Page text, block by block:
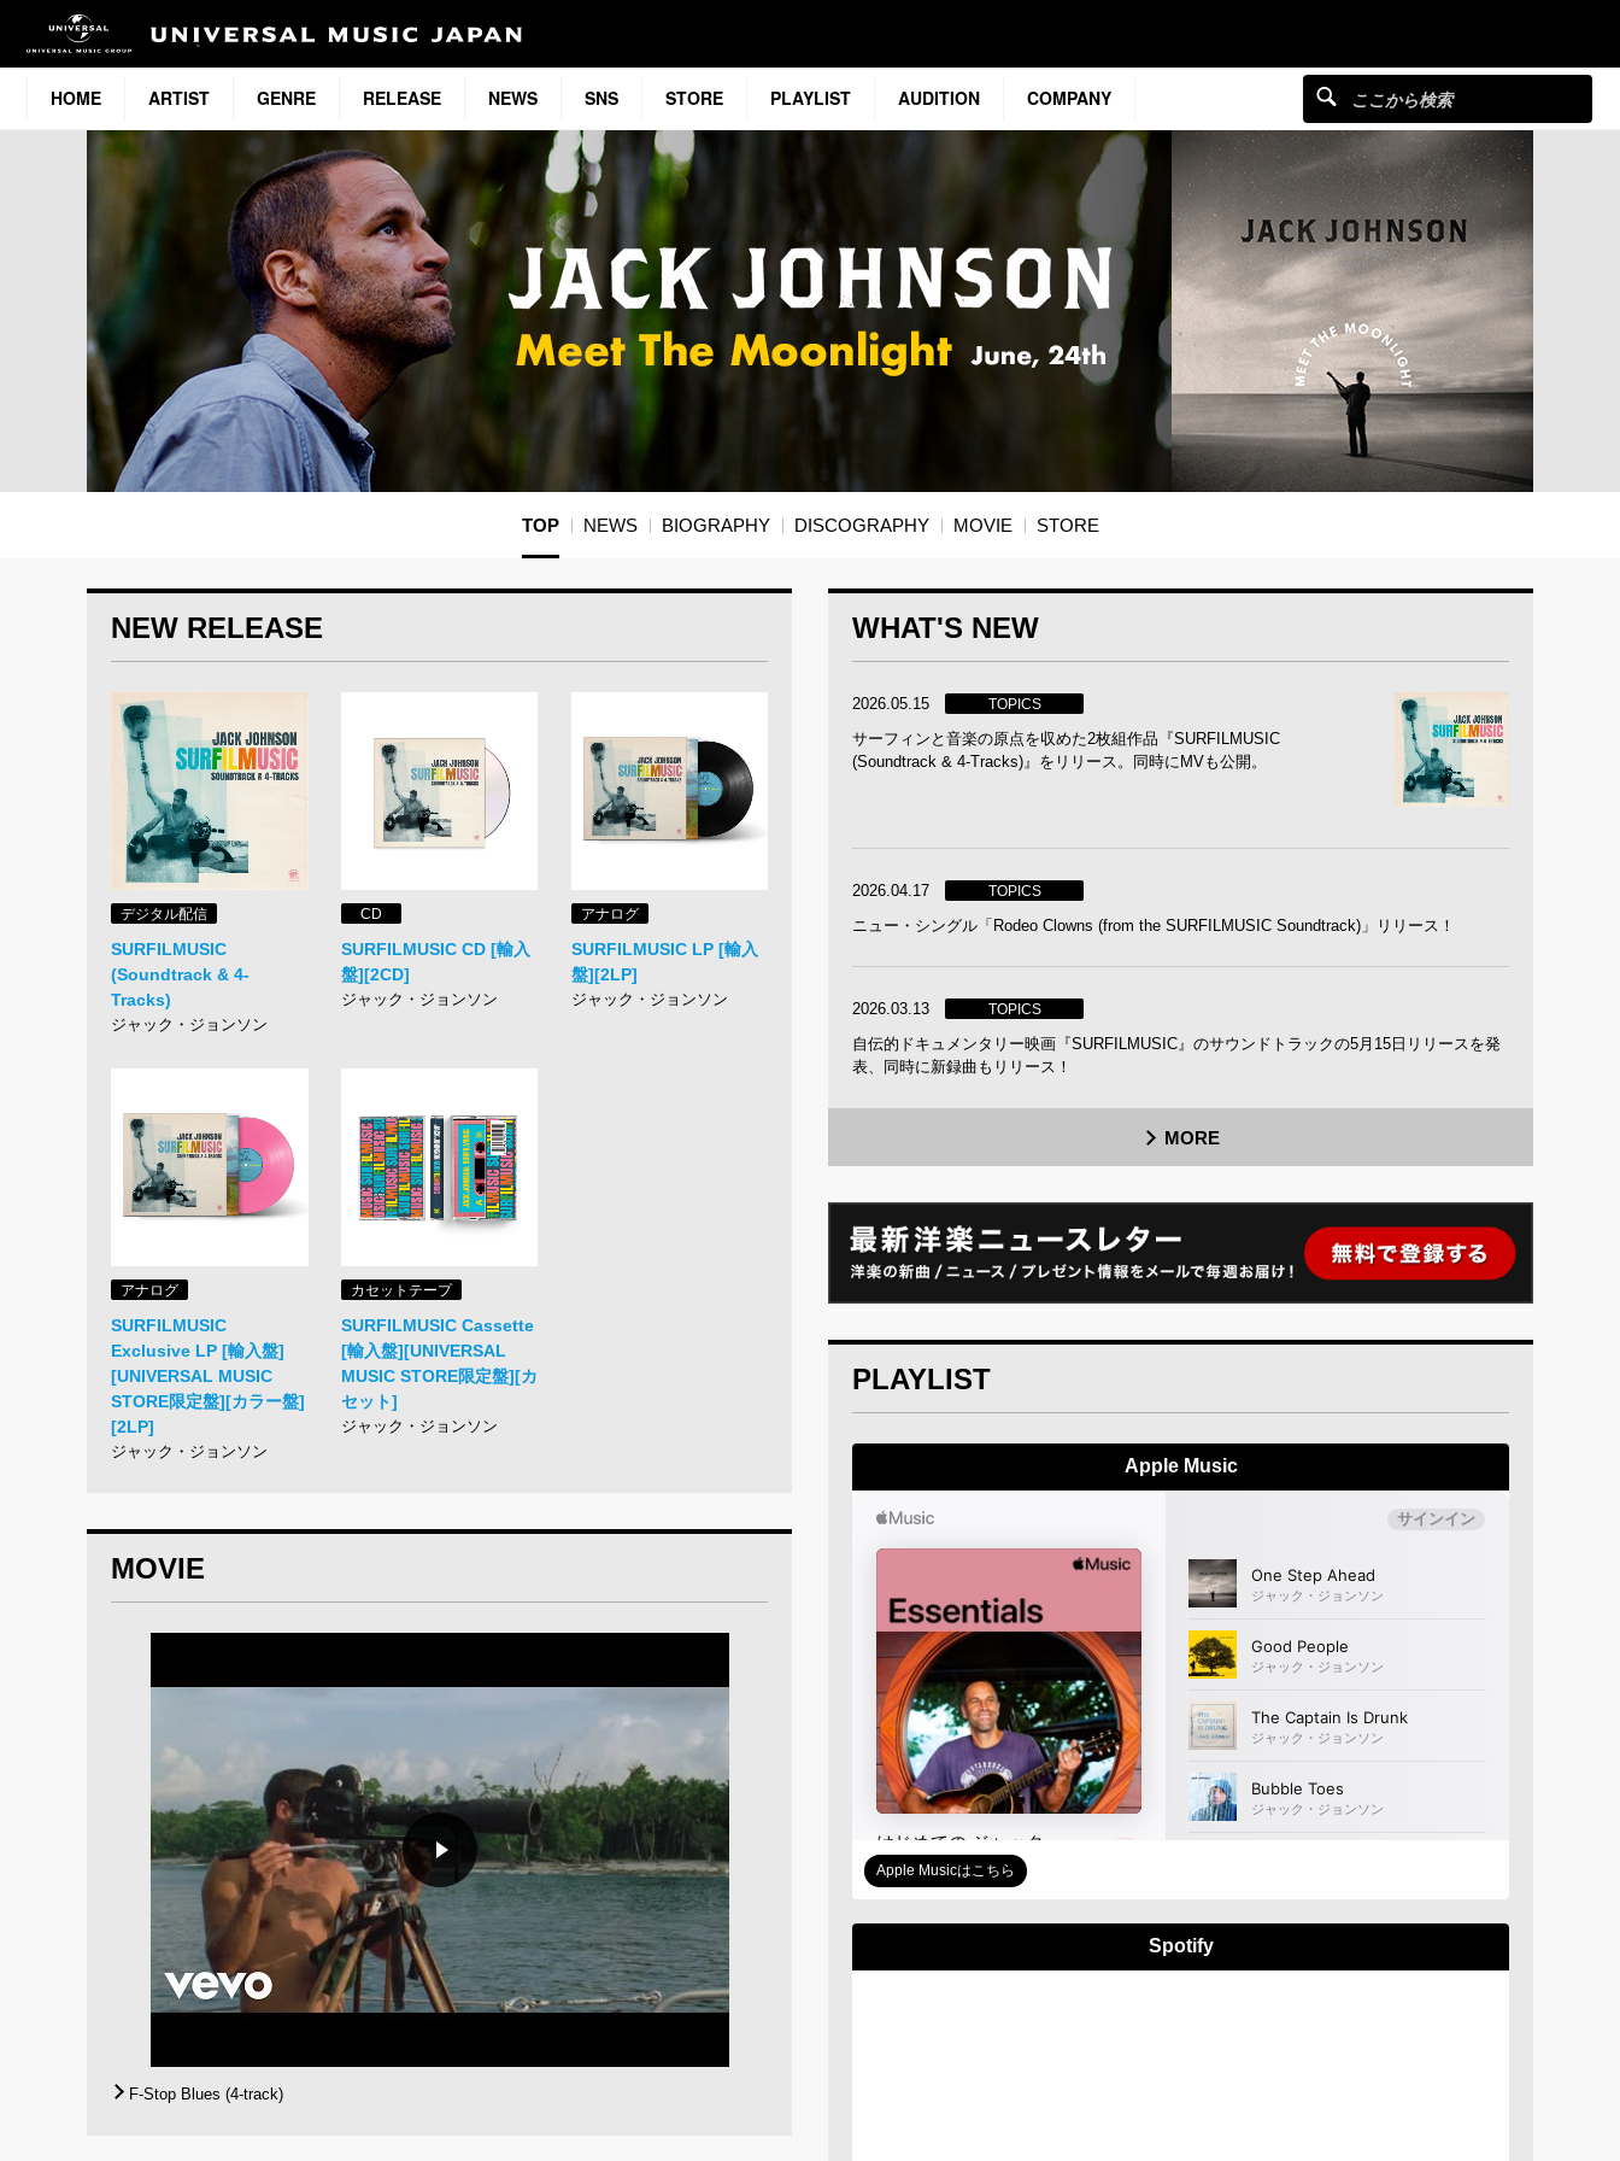
HOME ARTIST GENRE RELEASE NEWS SNS STORE PLAYLIST AUDITION COMPANY
TOP NEWS BIOGRAPHY DISCOGRAPHY MOVIE STORE
NEW RELEASE
デジタル配信
SURFILMUSIC
(Soundtrack & 4-
Tracks)
ジャック・ジョンソン
CD
SURFILMUSIC CD [輸入
盤][2CD]
ジャック・ジョンソン
アナログ
SURFILMUSIC LP [輸入
盤][2LP]
ジャック・ジョンソン
アナログ
SURFILMUSIC
Exclusive LP [輸入盤]
[UNIVERSAL MUSIC
STORE限定盤][カラー盤]
[2LP]
ジャック・ジョンソン
カセットテープ
SURFILMUSIC Cassette
[輸入盤][UNIVERSAL
MUSIC STORE限定盤][カ
セット]
ジャック・ジョンソン
MOVIE
F-Stop Blues (4-track)
WHAT'S NEW
2026.05.15 TOPICS
サーフィンと音楽の原点を収めた2枚組作品『SURFILMUSIC
(Soundtrack & 4-Tracks)』をリリース。同時にMVも公開。
2026.04.17 TOPICS
ニュー・シングル「Rodeo Clowns (from the SURFILMUSIC Soundtrack)」リリース！
2026.03.13 TOPICS
自伝的ドキュメンタリー映画『SURFILMUSIC』のサウンドトラックの5月15日リリースを発
表、同時に新録曲もリリース！
MORE
PLAYLIST
Apple Music
Apple Musicはこちら
Spotify